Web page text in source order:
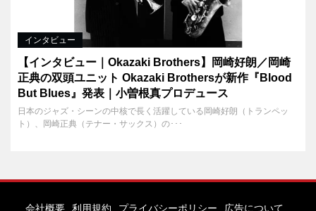
インタビュー
【インタビュー｜Okazaki Brothers】岡崎好朗／岡崎
正典の双頭ユニット Okazaki Brothersが新作『Blood
But Blues』発表｜小曽根真プロデュース
日本のジャズ・シーンの中核で長く活躍している岡崎好朗（トランペッ
ト）、岡崎正典（テナー・サックス）の･･･
会社概要 利用規約 プライバシーポリシー
広告について